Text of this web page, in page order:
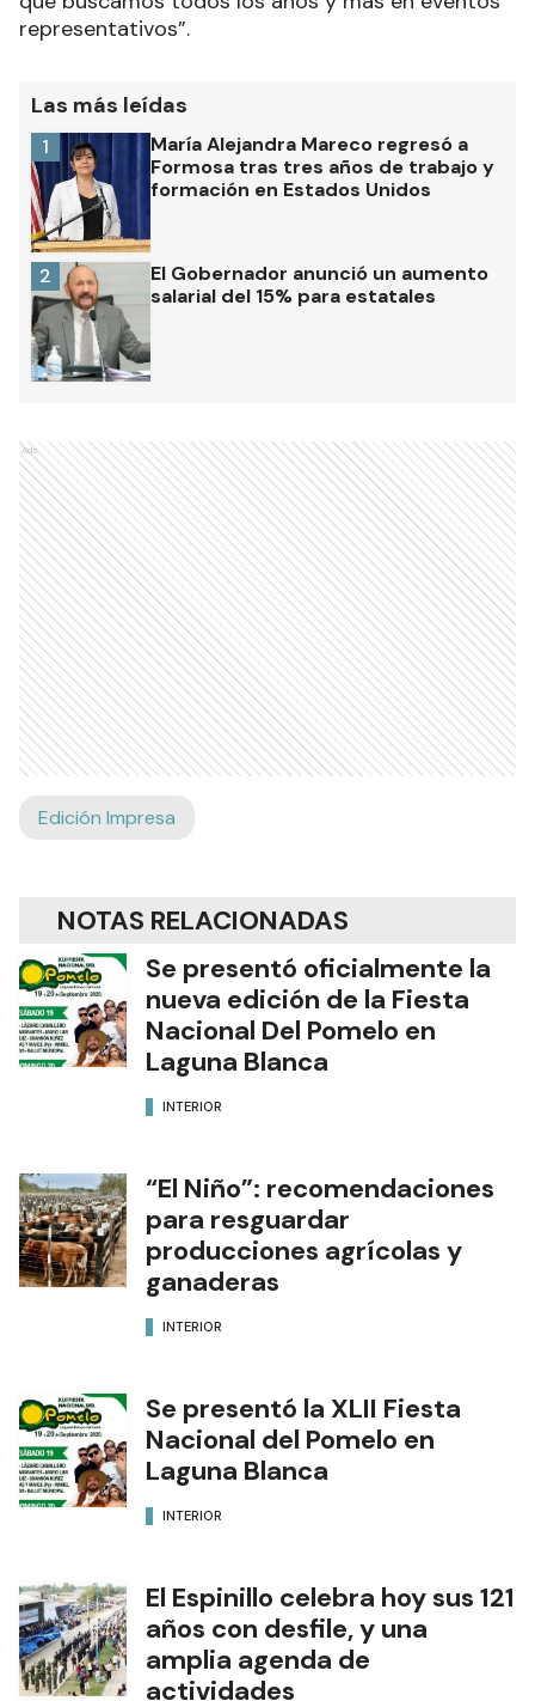
María Alejandra Mareco regresó a
formación en Estados Unidos
1
2
Edición Impresa
Se presentó oficialmente la
nueva edición de la Fiesta
Nacional Del Pomelo en
Laguna Blanca
INTERIOR
para resguardar
producciones agrícolas y
ganaderas
INTERIOR
Nacional del Pomelo en
Laguna Blanca
INTERIOR
años con desfile, y una
amplia agenda de
actividades
INTERIOR